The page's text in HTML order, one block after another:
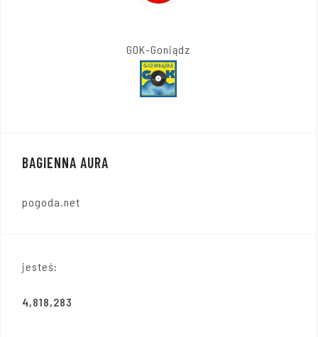
GOK-Goniądz
BAGIENNA AURA
pogoda.net
jesteś:
4,818,283